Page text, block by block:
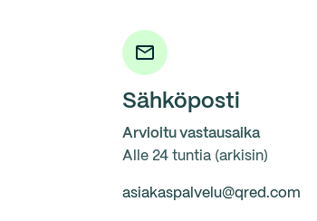
Sähköposti
Arvioitu vastausaika
Alle 24 tuntia (arkisin)
asiakaspalvelu@qred.com